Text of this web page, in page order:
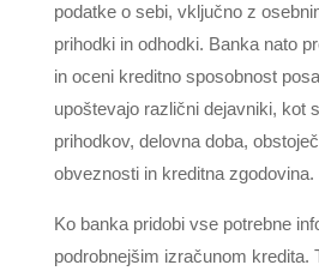
podatke o sebi, vključno z
prihodki in odhodki. Banka nato
in oceni kreditno sposobnost
upoštevajo različni dejavniki, kot
prihodkov, delovna doba,
obveznosti in kreditna zgodovina.
Ko banka pridobi vse potrebne
podrobnejšim izračunom kredita.